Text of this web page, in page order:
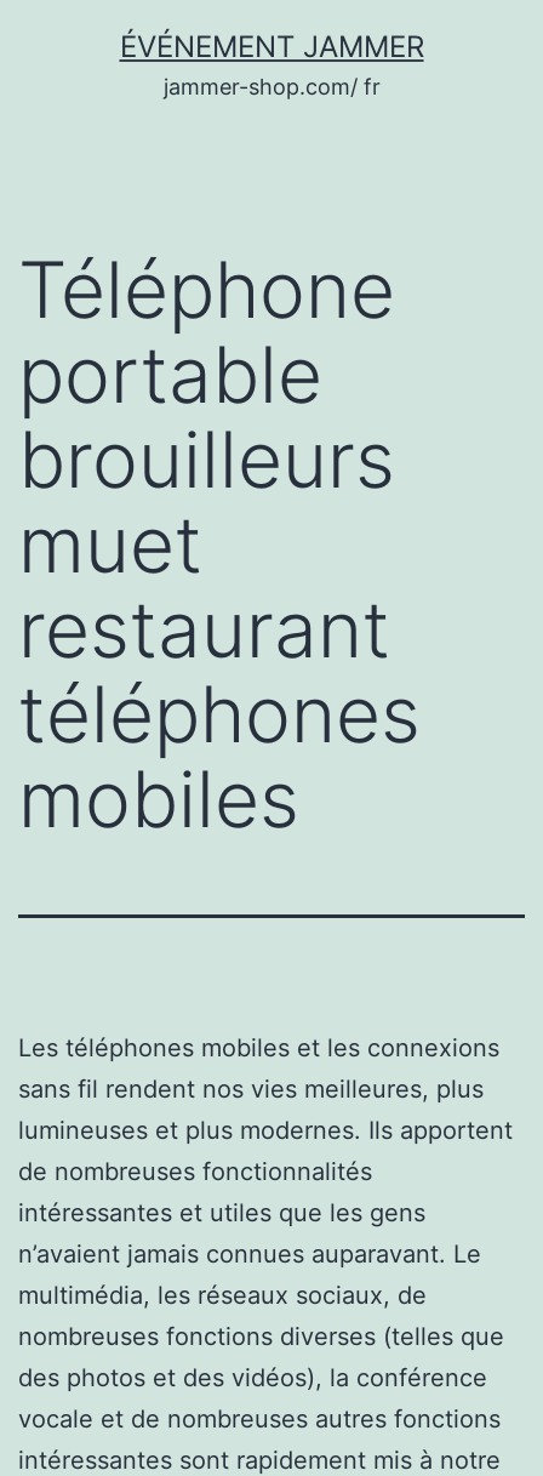
ÉVÉNEMENT JAMMER
jammer-shop.com/ fr
Téléphone
portable
brouilleurs
muet
restaurant
téléphones
mobiles
Les téléphones mobiles et les connexions
sans fil rendent nos vies meilleures, plus
lumineuses et plus modernes. Ils apportent
de nombreuses fonctionnalités
intéressantes et utiles que les gens
n’avaient jamais connues auparavant. Le
multimédia, les réseaux sociaux, de
nombreuses fonctions diverses (telles que
des photos et des vidéos), la conférence
vocale et de nombreuses autres fonctions
intéressantes sont rapidement mis à notre